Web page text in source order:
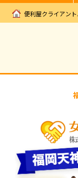
便利屋クライアン